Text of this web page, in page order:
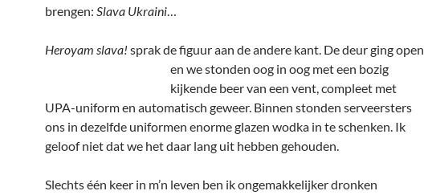
brengen: Slava Ukraini…
Heroyam slava! sprak de figuur aan de andere kant. De deur ging open
en we stonden oog in oog met een bozig
kijkende beer van een vent, compleet met
UPA-uniform en automatisch geweer. Binnen stonden serveersters
ons in dezelfde uniformen enorme glazen wodka in te schenken. Ik
geloof niet dat we het daar lang uit hebben gehouden.
Slechts één keer in m’n leven ben ik ongemakkelijker dronken